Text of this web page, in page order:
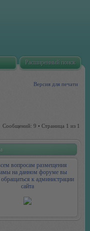
Расширенный поиск
Версия для печати
Сообщений: 9 • Страница 1 из 1
вопросам размещения
на данном форуме вы
к администрации
сайта